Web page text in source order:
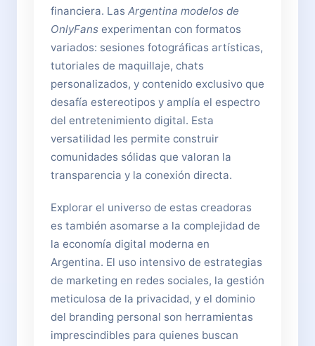
financiera. Las Argentina modelos de
OnlyFans experimentan con formatos
variados: sesiones fotográficas artísticas,
tutoriales de maquillaje, chats
personalizados, y contenido exclusivo que
desafía estereotipos y amplía el espectro
del entretenimiento digital. Esta
versatilidad les permite construir
comunidades sólidas que valoran la
transparencia y la conexión directa.
Explorar el universo de estas creadoras
es también asomarse a la complejidad de
la economía digital moderna en
Argentina. El uso intensivo de estrategias
de marketing en redes sociales, la gestión
meticulosa de la privacidad, y el dominio
del branding personal son herramientas
imprescindibles para quienes buscan